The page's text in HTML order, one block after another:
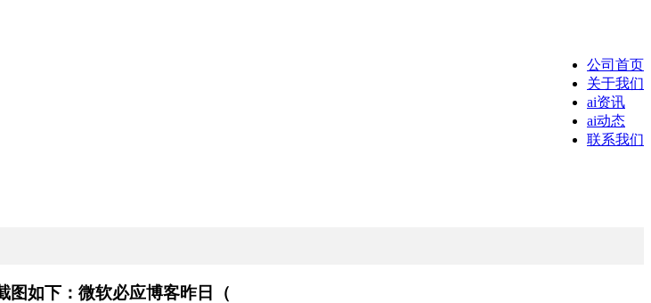
公司首页
关于我们
ai资讯
ai动态
联系我们
图如下：微软必应博客昨日（